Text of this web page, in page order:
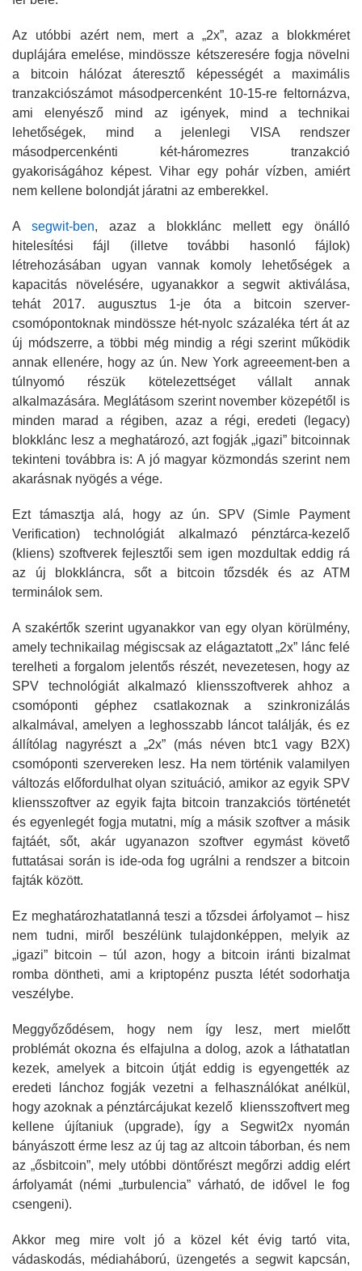
Az utóbbi azért nem, mert a „2x”, azaz a blokkméret
duplájára emelése, mindössze kétszeresére fogja növelni
a bitcoin hálózat áteresztő képességét a maximális
tranzakciószámot másodpercenként 10-15-re feltornázva,
ami elenyésző mind az igények, mind a technikai
lehetőségek, mind a jelenlegi VISA rendszer
másodpercenkénti két-háromezres tranzakció
gyakoriságához képest. Vihar egy pohár vízben, amiért
nem kellene bolondját járatni az emberekkel.
A segwit-ben, azaz a blokklánc mellett egy önálló
hitelesítési fájl (illetve további hasonló fájlok)
létrehozásában ugyan vannak komoly lehetőségek a
kapacitás növelésére, ugyanakkor a segwit aktiválása,
tehát 2017. augusztus 1-je óta a bitcoin szerver-
csomópontoknak mindössze hét-nyolc százaléka tért át az
új módszerre, a többi még mindig a régi szerint működik
annak ellenére, hogy az ún. New York agreeement-ben a
túlnyomó részük kötelezettséget vállalt annak
alkalmazására. Meglátásom szerint november közepétől is
minden marad a régiben, azaz a régi, eredeti (legacy)
blokklánc lesz a meghatározó, azt fogják „igazi” bitcoinnak
tekinteni továbbra is: A jó magyar közmondás szerint nem
akarásnak nyögés a vége.
Ezt támasztja alá, hogy az ún. SPV (Simle Payment
Verification) technológiát alkalmazó pénztárca-kezelő
(kliens) szoftverek fejlesztői sem igen mozdultak eddig rá
az új blokkláncra, sőt a bitcoin tőzsdék és az ATM
terminálok sem.
A szakértők szerint ugyanakkor van egy olyan körülmény,
amely technikailag mégiscsak az elágaztatott „2x” lánc felé
terelheti a forgalom jelentős részét, nevezetesen, hogy az
SPV technológiát alkalmazó kliensszoftverek ahhoz a
csomóponti géphez csatlakoznak a szinkronizálás
alkalmával, amelyen a leghosszabb láncot találják, és ez
állítólag nagyrészt a „2x” (más néven btc1 vagy B2X)
csomóponti szervereken lesz. Ha nem történik valamilyen
változás előfordulhat olyan szituáció, amikor az egyik SPV
kliensszoftver az egyik fajta bitcoin tranzakciós történetét
és egyenlegét fogja mutatni, míg a másik szoftver a másik
fajtáét, sőt, akár ugyanazon szoftver egymást követő
futtatásai során is ide-oda fog ugrálni a rendszer a bitcoin
fajták között.
Ez meghatározhatatlanná teszi a tőzsdei árfolyamot – hisz
nem tudni, miről beszélünk tulajdonképpen, melyik az
„igazi” bitcoin – túl azon, hogy a bitcoin iránti bizalmat
romba döntheti, ami a kriptopénz puszta létét sodorhatja
veszélybe.
Meggyőződésem, hogy nem így lesz, mert mielőtt
problémát okozna és elfajulna a dolog, azok a láthatatlan
kezek, amelyek a bitcoin útját eddig is egyengették az
eredeti lánchoz fogják vezetni a felhasználókat anélkül,
hogy azoknak a pénztárcájukat kezelő kliensszoftvert meg
kellene újítaniuk (upgrade), így a Segwit2x nyomán
bányászott érme lesz az új tag az altcoin táborban, és nem
az „ősbitcoin”, mely utóbbi döntőrészt megőrzi addig elért
árfolyamát (némi „turbulencia” várható, de idővel le fog
csengeni).
Akkor meg mire volt jó a közel két évig tartó vita,
vádaskodás, médiaháború, üzengetés a segwit kapcsán,